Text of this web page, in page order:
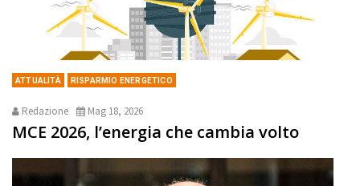
ATTUALITÀ RISPARMIO ENERGETICO
Redazione Mag 18, 2026
MCE 2026, l’energia che cambia volto